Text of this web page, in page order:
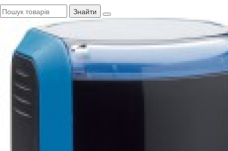
Знайти